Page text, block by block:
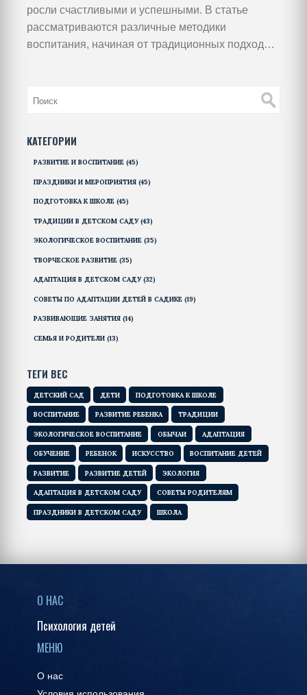
росли счастливыми и успешными. В статье
рассматриваются различные методики
воспитания, начиная от традиционных подходов
принципы каждого метода, их плюсы и минусы, а
различных методик на развитие ребенка и
прививаются полезные навыки. Статья
предлагает интересные факты и практические
советы, которые помогут выбрать наиболее
подходящий подход к воспитанию собственного
КАТЕГОРИИ
РАЗВИТИЕ И ВОСПИТАНИЕ (45)
ПРАЗДНИКИ И МЕРОПРИЯТИЯ (45)
ПОДГОТОВКА К ШКОЛЕ (45)
ТРАДИЦИИ В ДЕТСКОМ САДУ(43)
ЭКОЛОГИЧЕСКОЕ ВОСПИТАНИЕ (35)
ТВОРЧЕСКОЕ РАЗВИТИЕ (35)
АДАПТАЦИЯ В ДЕТСКОМ САДУ(32)
СОВЕТЫ ПО АДАПТАЦИИ ДЕТЕЙ В САДИКЕ (19)
РАЗВИВАЮЩИЕ ЗАНЯТИЯ (14)
СЕМЬЯ И РОДИТЕЛИ (13)
ТЕГИ ВЕС
ДЕТСКИЙ САД ДЕТИ ПОДГОТОВКА К ШКОЛЕ
ВОСПИТАНИЕ РАЗВИТИЕ РЕБЕНКА ТРАДИЦИИ
ЭКОЛОГИЧЕСКОЕ ВОСПИТАНИЕ ОБЫЧАИ АДАПТАЦИЯ
ОБУЧЕНИЕ РЕБЕНОК ИСКУССТВО ВОСПИТАНИЕ ДЕТЕЙ
РАЗВИТИЕ РАЗВИТИЕ ДЕТЕЙ ЭКОЛОГИЯ
АДАПТАЦИЯ В ДЕТСКОМ САДУ СОВЕТЫ РОДИТЕЛЯМ
ПРАЗДНИКИ В ДЕТСКОМ САДУ ШКОЛА
О НАС
Психология детей
МЕНЮ
О нас